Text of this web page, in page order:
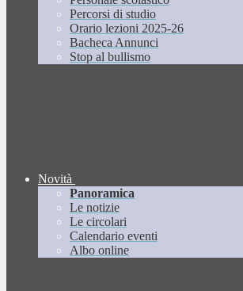
Percorsi di studio
Orario lezioni 2025-26
Bacheca Annunci
Stop al bullismo
Novità
Panoramica
Le notizie
Le circolari
Calendario eventi
Albo online